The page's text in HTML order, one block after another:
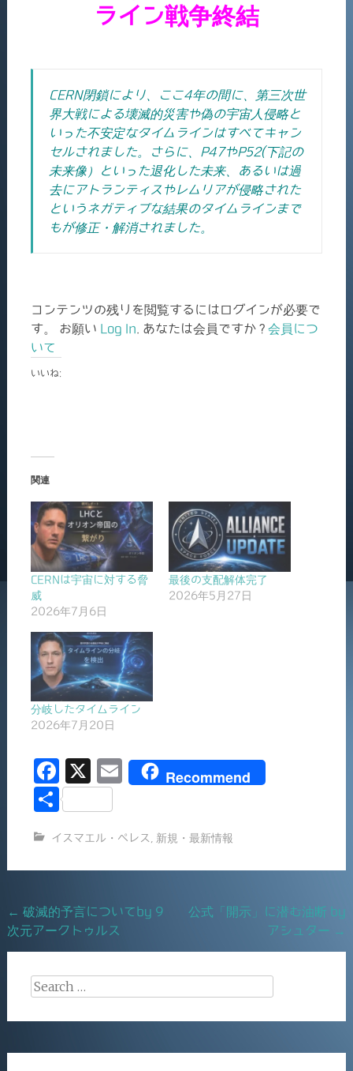
ライン戦争終結
CERN閉鎖により、ここ4年の間に、第三次世
界大戦による壊滅的災害や偽の宇宙人侵略と
いった不安定なタイムラインはすべてキャン
セルされました。さらに、P47やP52(下記の
未来像）といった退化した未来、あるいは過
去にアトランティスやレムリアが侵略された
というネガティブな結果のタイムラインまで
もが修正・解消されました。
コンテンツの残りを閲覧するにはログインが必要で
す。 お願い Log In . あなたは会員ですか ? 会員につ
いて
いいね:
関連
CERNは宇宙に対する脅
威
2026年7月6日
最後の支配解体完了
2026年5月27日
分岐したタイムライン
2026年7月20日
F
a
e
b
o
k
X
E
l
Recommend
共
イスマエル・ペレス 新規・最新情報
Post
navigation
← 破滅的予言についてby 9
次元アークトゥルス
公式「開示」に潜む油断 by
アシュター →
Search